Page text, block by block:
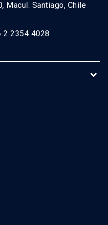
Macul. Santiago, Chile
2 2354 4028